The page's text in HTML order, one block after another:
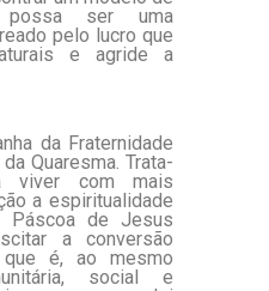
possa ser uma
pelo lucro que
e agride a
da Fraternidade
Quaresma. Trata-
com mais
a espiritualidade
Páscoa de Jesus
a conversão
que é, ao mesmo
social e